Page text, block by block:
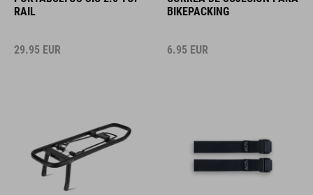
RAIL
29.95 EUR
BIKEPACKING
6.95 EUR